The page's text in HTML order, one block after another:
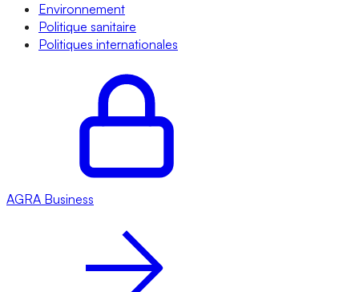
Environnement
Politique sanitaire
Politiques internationales
AGRA Business